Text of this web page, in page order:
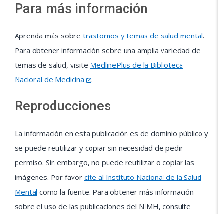
Para más información
Aprenda más sobre trastornos y temas de salud mental.
Para obtener información sobre una amplia variedad de
temas de salud, visite MedlinePlus de la Biblioteca
Nacional de Medicina
.
Reproducciones
La información en esta publicación es de dominio público y
se puede reutilizar y copiar sin necesidad de pedir
permiso. Sin embargo, no puede reutilizar o copiar las
imágenes. Por favor cite al Instituto Nacional de la Salud
Mental como la fuente. Para obtener más información
sobre el uso de las publicaciones del NIMH, consulte